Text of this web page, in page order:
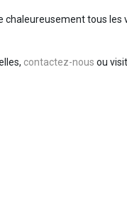
chaleureusement tous
contactez-nous ou